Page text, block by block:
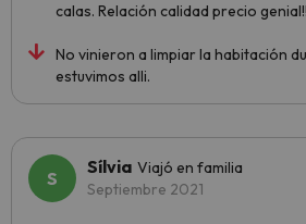
calas. Relación calidad precio genial!!
No vinieron a limpiar la habitación
estuvimos alli.
Sílvia Viajó en familia
Septiembre 2021